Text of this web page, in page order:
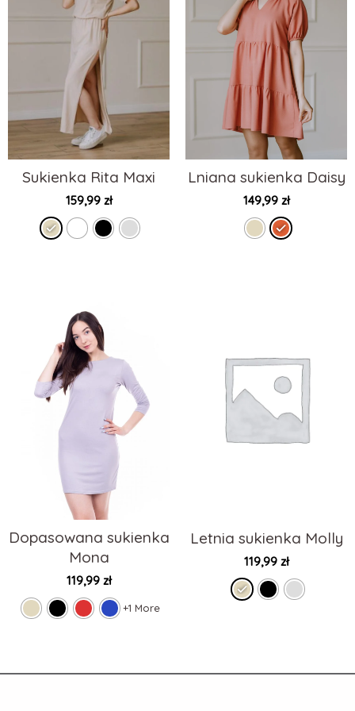
Sukienka Rita Maxi
159,99 zł
Lniana sukienka Daisy
149,99 zł
Dopasowana sukienka
Mona
119,99 zł
+1 More
Letnia sukienka Molly
119,99 zł